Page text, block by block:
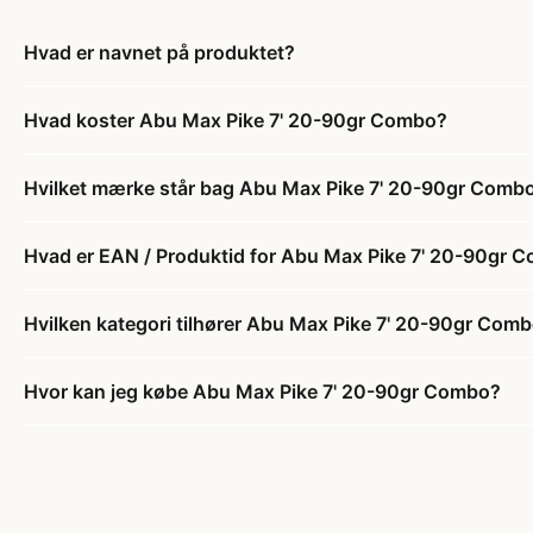
Hvad er navnet på produktet?
Hvad koster Abu Max Pike 7' 20-90gr Combo?
Hvilket mærke står bag Abu Max Pike 7' 20-90gr
Hvad er EAN / Produktid for Abu Max Pike 7' 20-90gr
Hvilken kategori tilhører Abu Max Pike 7' 20-90gr
Hvor kan jeg købe Abu Max Pike 7' 20-90gr Combo?